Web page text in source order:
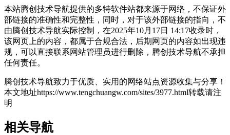
本站腾创技术导航提供的多特软件站都来源于网络，不保证外
部链接的准确性和完整性，同时，对于该外部链接的指向，不
由腾创技术导航实际控制，在2025年10月17日 14:17收录时，
该网页上的内容，都属于合规合法，后期网页的内容如出现违
规，可以直接联系网站管理员进行删除，腾创技术导航不承担
任何责任。
腾创技术导航致力于优质、实用的网络站点资源收集与分享！
本文地址https://www.tengchuangw.com/sites/3977.html转载请注
明
相关导航